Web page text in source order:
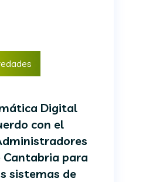
Digital
con el
Cantabria para
sistemas de